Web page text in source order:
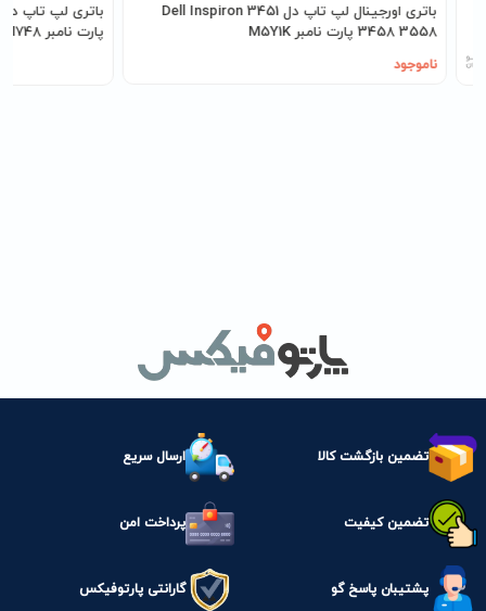
باتری اورجینال لپ تاپ دل Dell Inspiron 3451
3458 3558 پارت نامبر M5Y1K
ناموجود
پارت نامبر VH748
تضمین بازگشت کالا ارسال سریع
تضمین کیفیت پرداخت امن
پشتیبان پاسخ گو گارانتی پارتوفیکس